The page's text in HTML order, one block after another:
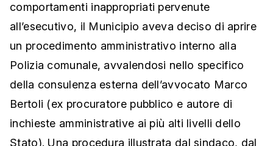
comportamenti inappropriati pervenute
all’esecutivo, il Municipio aveva deciso di aprire
un procedimento amministrativo interno alla
Polizia comunale, avvalendosi nello specifico
della consulenza esterna dell’avvocato Marco
Bertoli (ex procuratore pubblico e autore di
inchieste amministrative ai più alti livelli dello
Stato). Una procedura illustrata dal sindaco, dal